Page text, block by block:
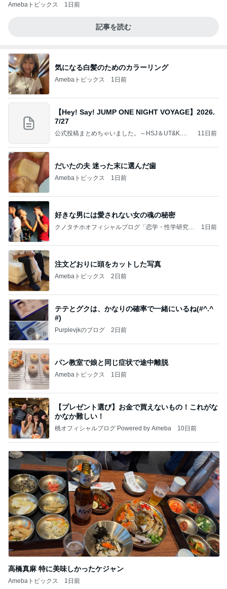
Amebaトピックス 1日前
記事を読む
気になる白髪のためのカラーリング
Amebaトピックス 1日前
【Hey! Say! JUMP ONE NIGHT VOYAGE】2026.
7/27
公式投稿まとめちゃいました。～HSJ＆UT&K.O.
11日前
だいたの夫 迷った末に選んだ歯
Amebaトピックス 1日前
好きな男には愛されない女の魂の秘密
クノタチホオフィシャルブログ「恋学・性学研究
1日前
注文どおりに頭をカットした写真
Amebaトピックス 2日前
テテとグクは、かなりの確率で一緒にいるね(#^.^
#)
Purplevjkのブログ 2日前
パン教室で娘と同じ症状で途中離脱
Amebaトピックス 1日前
【プレゼント選び】お金で買えないもの！これがな
かなか難しい！
桃オフィシャルブログ Powered by Ameba 10日前
高橋真麻 特に美味しかったケジャン
Amebaトピックス 1日前